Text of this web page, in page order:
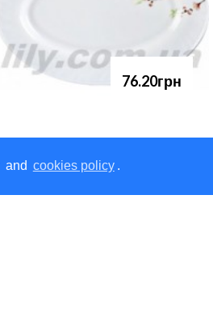
and cookies policy .
76.20грн